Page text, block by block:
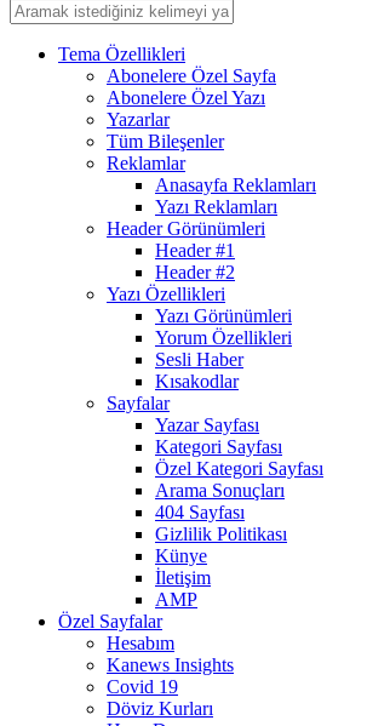
Tema Özellikleri
Abonelere Özel Sayfa
Abonelere Özel Yazı
Yazarlar
Tüm Bileşenler
Reklamlar
Anasayfa Reklamları
Yazı Reklamları
Header Görünümleri
Header #1
Header #2
Yazı Özellikleri
Yazı Görünümleri
Yorum Özellikleri
Sesli Haber
Kısakodlar
Sayfalar
Yazar Sayfası
Kategori Sayfası
Özel Kategori Sayfası
Arama Sonuçları
404 Sayfası
Gizlilik Politikası
Künye
İletişim
AMP
Özel Sayfalar
Hesabım
Kanews Insights
Covid 19
Döviz Kurları